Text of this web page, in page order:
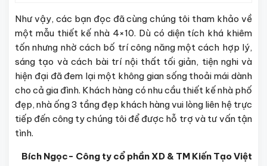
Như vậy, các bạn đọc đã cùng chúng tôi tham khảo về
một mẫu thiết kế nhà 4×10. Dù có diện tích khá khiêm
tốn nhưng nhờ cách bố trí công năng một cách hợp lý,
sáng tạo và cách bài trí nội thất tối giản, tiện nghi và
hiện đại đã đem lại một không gian sống thoải mái dành
cho cả gia đình. Khách hàng có nhu cầu thiết kế nhà phố
đẹp, nhà ống 3 tầng đẹp khách hàng vui lòng liên hệ trực
tiếp đến công ty chúng tôi để được hỗ trợ và tư vấn tận
tình.
Bích Ngọc- Công ty cổ phần XD & TM Kiến Tạo Việt